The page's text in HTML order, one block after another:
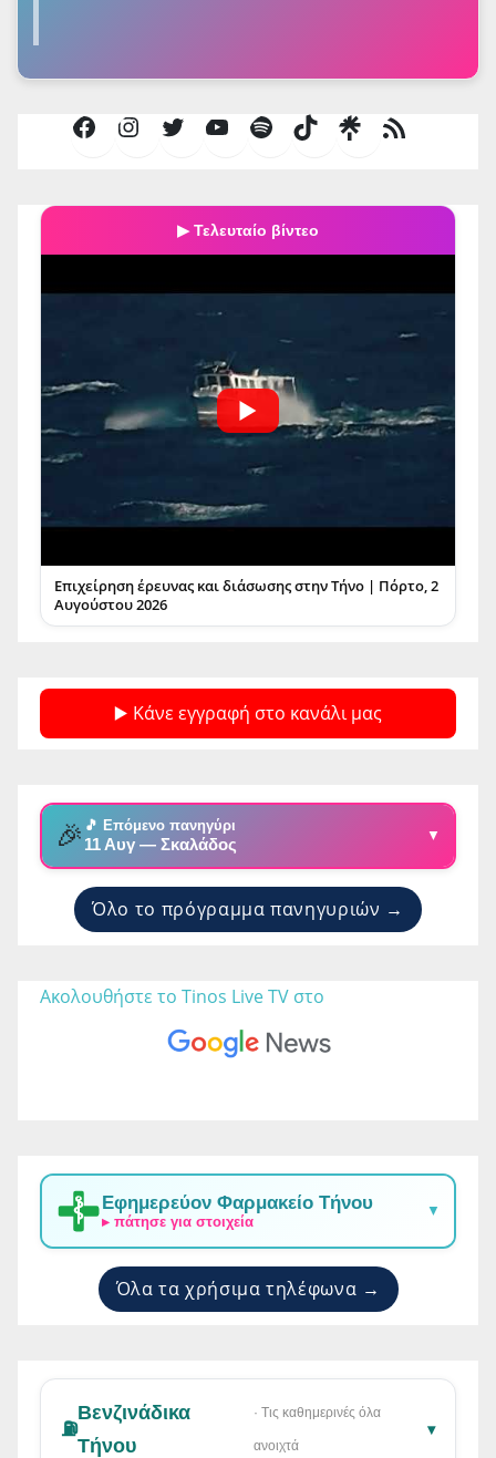
FacebookInstagramTwitterYouTubeSpotifyTikTok
Τροφοδοσία
▶ Τελευταίο βίντεο
Επιχείρηση έρευνας και διάσωσης στην Τήνο | Πόρτο, 2
Αυγούστου 2026
▶️ Κάνε εγγραφή στο κανάλι μας
🎉 🎵 Επόμενο πανηγύρι
11 Αυγ — Σκαλάδος ▼
Όλο το πρόγραμμα πανηγυριών →
Ακολουθήστε το Tinos Live TV στο
Εφημερεύον Φαρμακείο Τήνου
▸ πάτησε για στοιχεία
▼
Όλα τα χρήσιμα τηλέφωνα →
⛽
Βενζινάδικα
Τήνου
· Τις καθημερινές όλα
ανοιχτά
▾